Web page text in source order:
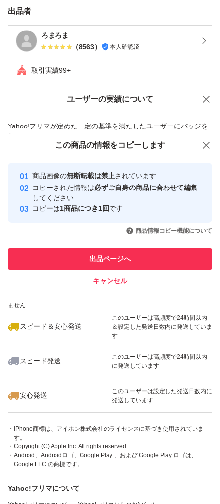
出品者
ろまろま
（8563） 本人確認済
取引実績99+
ユーザーの実績について
Yahoo!フリマが定めた一定の基準を満たしたユーザーにバッジを
付与しています
安心取引出品者
心・安全なユーザーです
取引実績
引を完了させた実績があります
での取引実績があります
ません
スピード＆安心発送
このユーザーは高頻度で24時間以内
＆設定した発送日数内に発送していま
す
スピード発送
このユーザーは高頻度で24時間以内
に発送しています
安心発送
このユーザーは設定した発送日数内に
発送しています
価格の相談 商品への質問
この商品の情報をコピーします
商品画像の無断転載は禁止されています
コピーされた情報は必ずご自身の商品に合わせて編集
してください
コピーは1商品につき1回です
商品情報コピー機能について
出品ページへ
キャンセル
他のブランドから探す
FANCLVitabridC FUJIFILM大正製薬 Esthe Pro Labo
・アプリケーションはiPhone、iPod touch、iPadまたはAndroidでご利用い
・Apple、Appleのロゴ、App Store、iPodのロゴ、iTunesは、米国および他
・iPhone商標は、アイホン株式会社のライセンスに基づき使用されていま
す。
・Copyright (C) Apple Inc. All rights reserved.
・Android、Androidロゴ、Google Play 、および Google Play ロゴは、
Google LLC の商標です。
Yahoo!フリマについて